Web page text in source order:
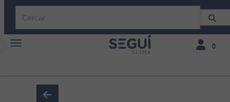
Toggle navigation Toggle
0